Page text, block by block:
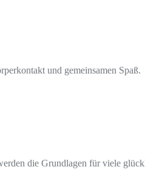
und gemeinsamen Spaß.
die Grundlagen für viele